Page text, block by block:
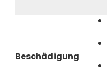
Beschädigung